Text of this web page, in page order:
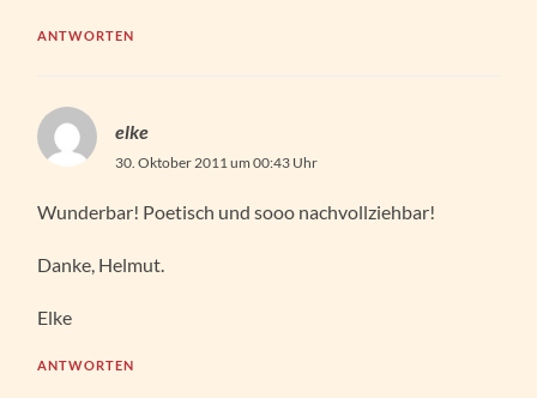
ANTWORTEN
elke
30. Oktober 2011 um 00:43 Uhr
Wunderbar! Poetisch und sooo nachvollziehbar!
Danke, Helmut.
Elke
ANTWORTEN